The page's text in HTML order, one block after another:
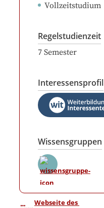
Vollzeitstudium
Regelstudienzeit
7 Semester
Interessensprofil
Wissensgruppen
Webseite des